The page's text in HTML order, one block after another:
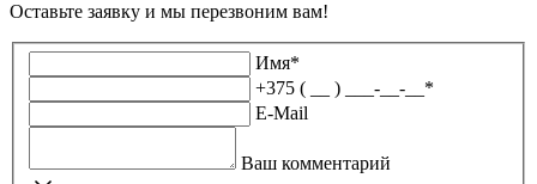
Оставьте заявку и мы перезвоним вам!
Имя*
+375 ( __ ) ___-__-__ *
E-Mail
Ваш комментарий